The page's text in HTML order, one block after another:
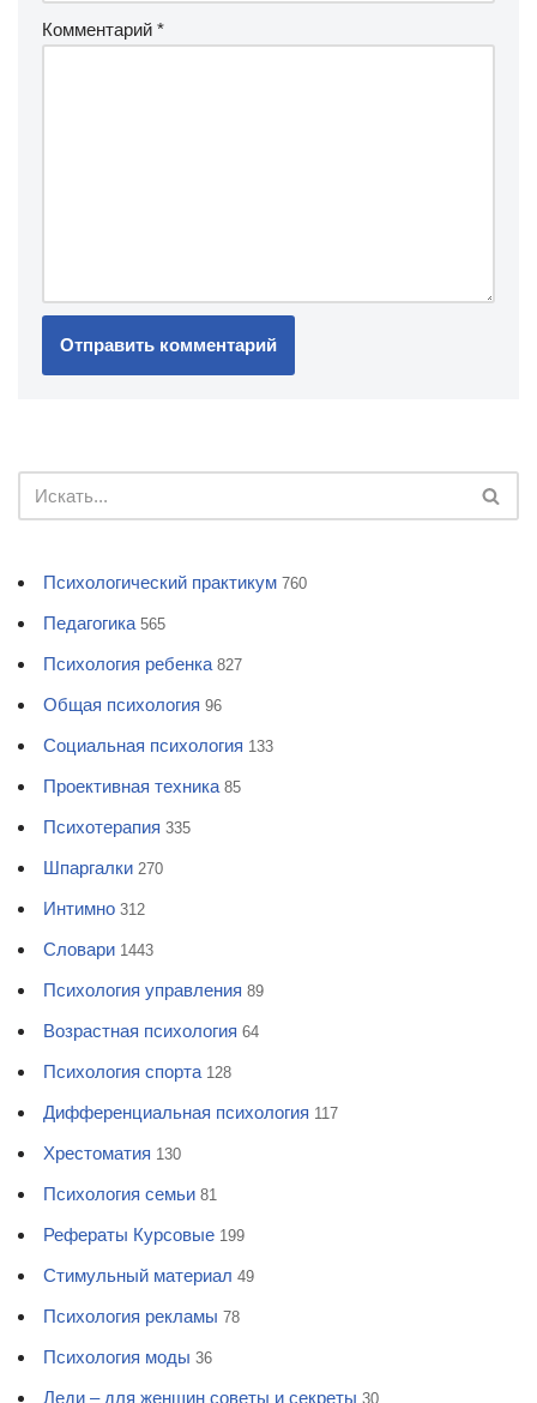
Комментарий *
Психологический практикум 760
Педагогика 565
Психология ребенка 827
Общая психология 96
Социальная психология 133
Проективная техника 85
Психотерапия 335
Шпаргалки 270
Интимно 312
Словари 1443
Психология управления 89
Возрастная психология 64
Психология спорта 128
Дифференциальная психология 117
Хрестоматия 130
Психология семьи 81
Рефераты Курсовые 199
Стимульный материал 49
Психология рекламы 78
Психология моды 36
Леди – для женщин советы и секреты 30